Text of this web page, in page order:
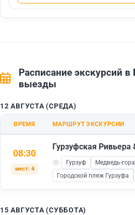
Расписание экскурсий
выезды
12 АВГУСТА (СРЕДА)
ВРЕМЯ МАРШРУТ ЭКСКУРСИИ
08:30
мест: 4
Гурзуфская
Гурзуф Медведь-
Городской пляж Гурзуфа
15 АВГУСТА (СУББОТА)